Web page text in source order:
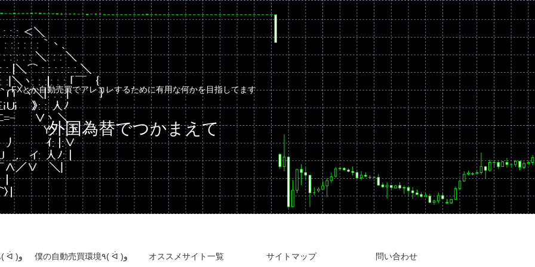
FXとか自動売買でアレコレするために有用な何かを目指してます
外国為替でつかまえて
自動売買運用成績٩( ᐛ )و 僕の自動売買環境٩( ᐛ )و オススメサイト一覧 サイトマップ 問い合わせ